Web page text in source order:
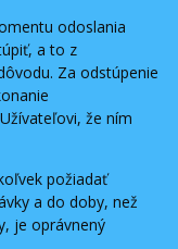
odoslania
a to z
Za odstúpenie
že ním
požiadať
a do doby, než
je oprávnený